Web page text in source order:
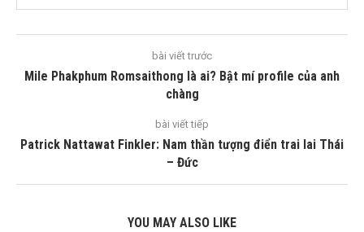
bài viết trước
Mile Phakphum Romsaithong là ai? Bật mí profile của anh
chàng
bài viết tiếp
Patrick Nattawat Finkler: Nam thần tượng điển trai lai Thái
– Đức
YOU MAY ALSO LIKE